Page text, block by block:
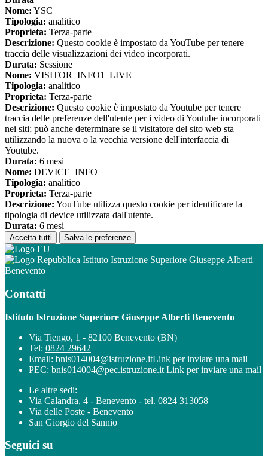
Nome: YSC
Tipologia: analitico
Proprieta: Terza-parte
Descrizione: Questo cookie è impostato da YouTube per tenere
traccia delle visualizzazioni dei video incorporati.
Durata: Sessione
Nome: VISITOR_INFO1_LIVE
Tipologia: analitico
Proprieta: Terza-parte
Descrizione: Questo cookie è impostato da Youtube per tenere
traccia delle preferenze dell'utente per i video di Youtube incorporati
nei siti; può anche determinare se il visitatore del sito web sta
utilizzando la nuova o la vecchia versione dell'interfaccia di
Youtube.
Durata: 6 mesi
Nome: DEVICE_INFO
Tipologia: analitico
Proprieta: Terza-parte
Descrizione: YouTube utilizza questo cookie per identificare la
tipologia di device utilizzata dall'utente.
Durata: 6 mesi
Accetta tutti Salva le preferenze
Istituto Istruzione Superiore Giuseppe Alberti
Benevento
Contatti
Istituto Istruzione Superiore Giuseppe Alberti Benevento
Via Tiengo, 1 - 82100 Benevento (BN)
Tel: 0824 29642
Email: bnis014004@istruzione.itLink per inviare una mail
PEC: bnis014004@pec.istruzione.it Link per inviare una mail
Le altre sedi:
Via Calandra, 4 - Benevento - tel. 0824 313058
Via delle Poste - Benevento
San Giorgio del Sannio
Seguici su